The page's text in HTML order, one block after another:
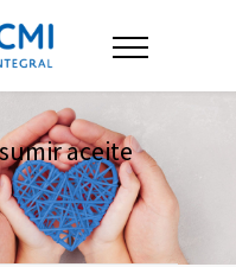
aceite